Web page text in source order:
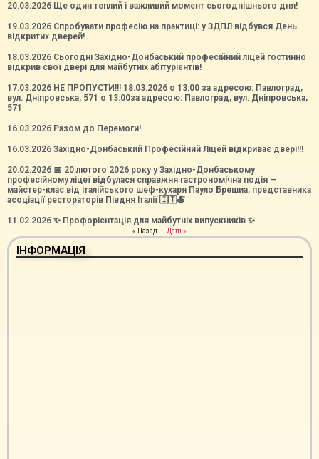
20.03.2026 Ще один теплий і важливий момент сьогоднішнього дня!
19.03.2026 Спробувати професію на практиці: у ЗДПЛ відбувся День
відкритих дверей!
18.03.2026 Сьогодні Західно-Донбаський професійний ліцей гостинно
відкрив свої двері для майбутніх абітурієнтів!
17.03.2026 НЕ ПРОПУСТИ!!! 18.03.2026 о 13:00 за адресою: Павлоград,
вул. Дніпровська, 571 о 13:00за адресою: Павлоград, вул. Дніпровська,
571
16.03.2026 Разом до Перемоги!
16.03.2026 Західно-Донбаський Професійний Ліцей відкриває двері!!!
20.02.2026 📅 20 лютого 2026 року у Західно-Донбаському
професійному ліцеї відбулася справжня гастрономічна подія —
майстер-клас від італійського шеф-кухаря Пауло Брешиа, представника
асоціації рестораторів Півдня Італії 🇮🇹🍝
11.02.2026 ✨ Профорієнтація для майбутніх випускників ✨
« Назад Далі »
ІНФОРМАЦІЯ